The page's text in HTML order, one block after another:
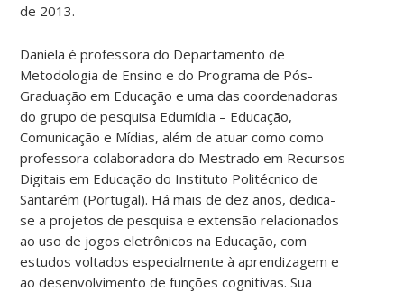
de 2013.
Daniela é professora do Departamento de
Metodologia de Ensino e do Programa de Pós-
Graduação em Educação e uma das coordenadoras
do grupo de pesquisa Edumídia – Educação,
Comunicação e Mídias, além de atuar como como
professora colaboradora do Mestrado em Recursos
Digitais em Educação do Instituto Politécnico de
Santarém (Portugal). Há mais de dez anos, dedica-
se a projetos de pesquisa e extensão relacionados
ao uso de jogos eletrônicos na Educação, com
estudos voltados especialmente à aprendizagem e
ao desenvolvimento de funções cognitivas. Sua